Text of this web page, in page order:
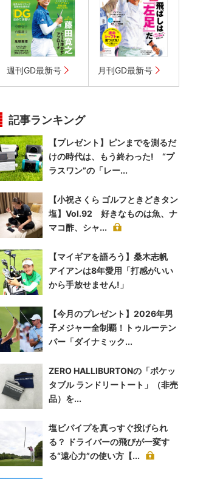
週刊GD最新号 月刊GD最新号
記事ランキング
【プレゼント】ピンまでを測るだ
けの時代は、もう終わった! “プ
ラスワン”の「レー...
【小祝さくら ゴルフときどきタン
塩】Vol.92 好きなものは魚、ナ
マコ酢、シャ...
【マイギアを語ろう】桑木志帆
アイアンは8年愛用「打感がいい
から手放せません!」
【今月のプレゼント】2026年男
子メジャー全制覇！トゥルーテン
パー「ダイナミック...
ZERO HALLIBURTONの「ポケッ
タブル ランドリートート」（非売
品）を...
塩ビパイプを真っすぐ投げられ
る？ ドライバーの飛びが一変す
る“遠心力”の使い方【...